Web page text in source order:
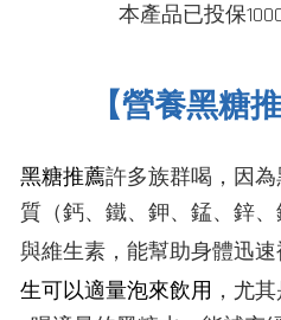
本產品已投保
【營養黑糖
黑糖推薦許多族群喝，因
質（鈣、鐵、鉀、錳、鋅、
與維生素，能幫助身體迅速
生可以適量泡來飲用 ，尤